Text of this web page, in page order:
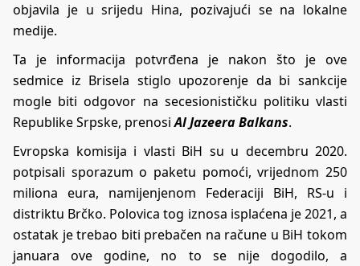
objavila je u srijedu Hina, pozivajući se na lokalne
medije.
Ta je informacija potvrđena je nakon što je ove
sedmice iz Brisela stiglo upozorenje da bi sankcije
mogle biti odgovor na secesionističku politiku vlasti
Republike Srpske, prenosiAl Jazeera Balkans.
Evropska komisija i vlasti BiH su u decembru 2020.
potpisali sporazum o paketu pomoći, vrijednom 250
miliona eura, namijenjenom Federaciji BiH, RS-u i
distriktu Brčko. Polovica tog iznosa isplaćena je 2021, a
ostatak je trebao biti prebačen na račune u BiH tokom
januara ove godine, no to se nije dogodilo, a